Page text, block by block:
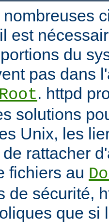
est
du
pas dans
. httpd
solutions
Unix, les
rattacher
fichiers au
de sécurité,
que si